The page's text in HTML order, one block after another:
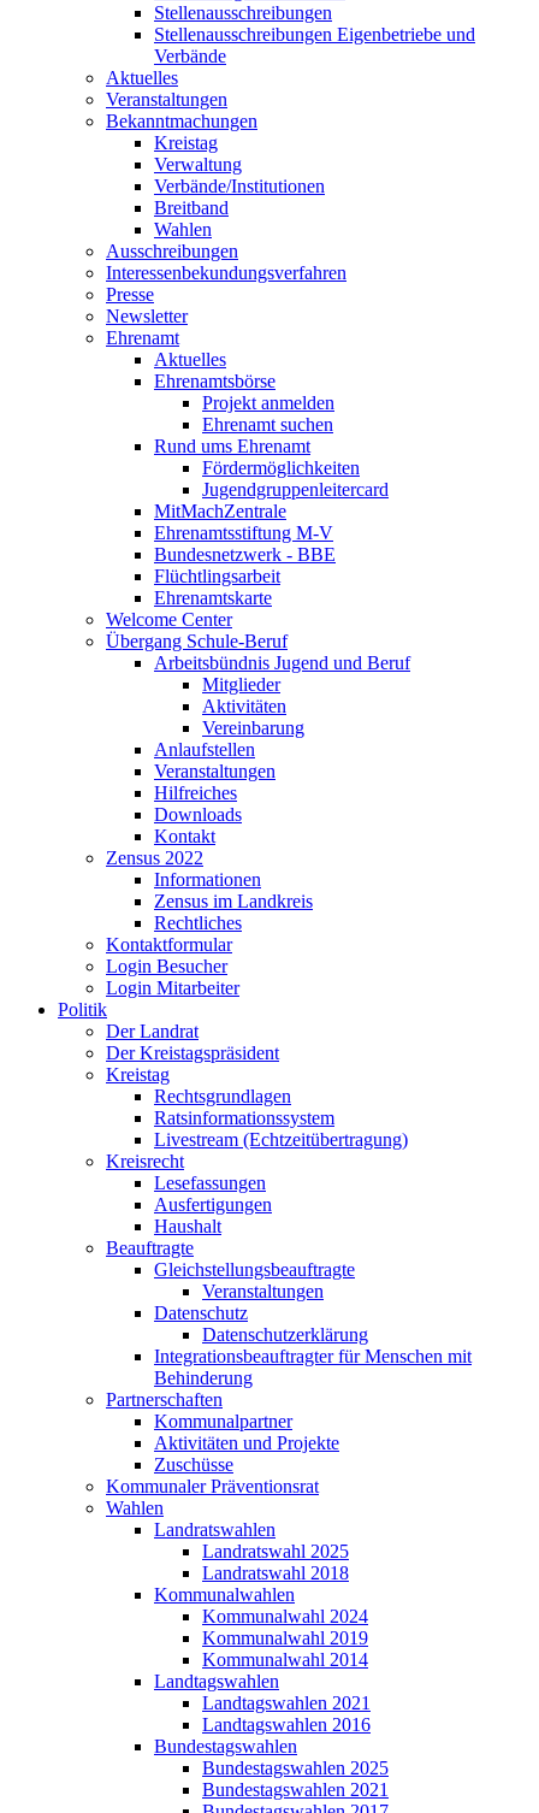
Stellenausschreibungen
Stellenausschreibungen Eigenbetriebe und
Verbände
Aktuelles
Veranstaltungen
Bekanntmachungen
Kreistag
Verwaltung
Verbände/Institutionen
Breitband
Wahlen
Ausschreibungen
Interessen­bekundungsverfahren
Presse
Newsletter
Ehrenamt
Aktuelles
Ehrenamtsbörse
Projekt anmelden
Ehrenamt suchen
Rund ums Ehrenamt
Fördermöglichkeiten
Jugendgruppenleitercard
MitMachZentrale
Ehrenamtsstiftung M-V
Bundesnetzwerk - BBE
Flüchtlingsarbeit
Ehrenamtskarte
Welcome Center
Übergang Schule-Beruf
Arbeitsbündnis Jugend und Beruf
Mitglieder
Aktivitäten
Vereinbarung
Anlaufstellen
Veranstaltungen
Hilfreiches
Downloads
Kontakt
Zensus 2022
Informationen
Zensus im Landkreis
Rechtliches
Kontaktformular
Login Besucher
Login Mitarbeiter
Politik
Der Landrat
Der Kreistagspräsident
Kreistag
Rechtsgrundlagen
Ratsinformationssystem
Livestream (Echtzeitübertragung)
Kreisrecht
Lesefassungen
Ausfertigungen
Haushalt
Beauftragte
Gleichstellungsbeauftragte
Veranstaltungen
Datenschutz
Datenschutzerklärung
Integrationsbeauftragter für Menschen mit
Behinderung
Partnerschaften
Kommunalpartner
Aktivitäten und Projekte
Zuschüsse
Kommunaler Präventionsrat
Wahlen
Landratswahlen
Landratswahl 2025
Landratswahl 2018
Kommunalwahlen
Kommunalwahl 2024
Kommunalwahl 2019
Kommunalwahl 2014
Landtagswahlen
Landtagswahlen 2021
Landtagswahlen 2016
Bundestagswahlen
Bundestagswahlen 2025
Bundestagswahlen 2021